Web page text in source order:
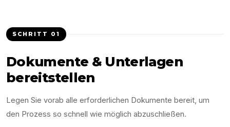
SCHRITT 01
Dokumente & Unterlagen
bereitstellen
Legen Sie vorab alle erforderlichen Dokumente bereit, um
den Prozess so schnell wie möglich abzuschließen.